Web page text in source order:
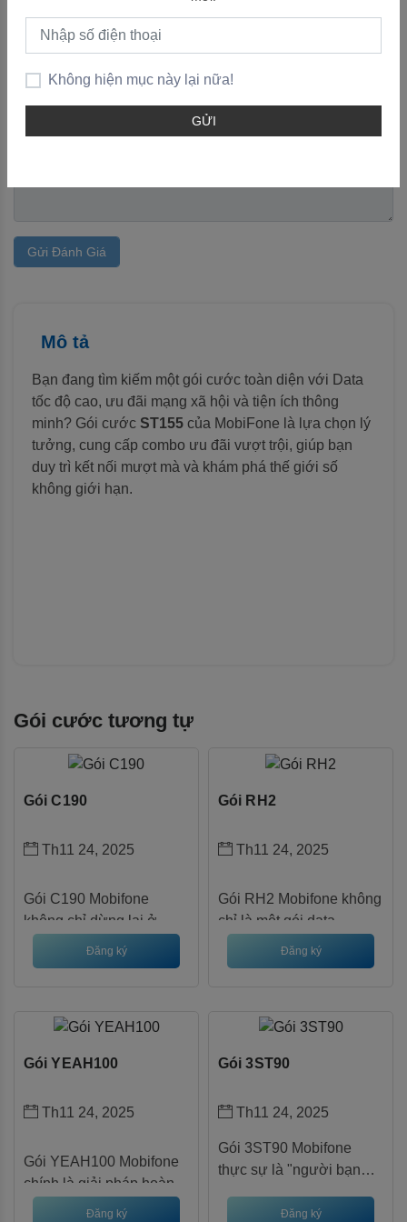
Không hiện mục này lại nữa!
GỬI
Thêm đánh giá
Vui lòngđăng nhậpđể viết đánh giá!
Gửi Đánh Giá
Mô tả
Bạn đang tìm kiếm một gói cước toàn diện với Data
tốc độ cao, ưu đãi mạng xã hội và tiện ích thông
minh? Gói cước ST155 của MobiFone là lựa chọn lý
tưởng, cung cấp combo ưu đãi vượt trội, giúp bạn
duy trì kết nối mượt mà và khám phá thế giới số
không giới hạn.
Gói cước tương tự
Gói C190
Th11 24, 2025
Gói C190 Mobifone
không chỉ dừng lại ở
dung lượng data lớn mà
còn tích hợp ưu đãi thoại
phòng hay freelancer cần
Đăng ký
Gói RH2
Th11 24, 2025
Gói RH2 Mobifone không
chỉ là một gói data
roaming thông thường
mà còn là người bạn
tế. Với 5GB data tại 106
VNĐ/15 ngày, bạn sẽ tiết
kết nối mượt mà. Đừng
chần chừ, soạn DK RH2
gửi 9199 ngay để chuẩn
bị cho chuyến đi tiếp
theo!
Đăng ký
Gói YEAH100
Th11 24, 2025
Gói YEAH100 Mobifone
chính là giải pháp hoàn
hảo, mang đến 1GB data
Đăng ký
Gói 3ST90
Th11 24, 2025
Gói 3ST90 Mobifone
thực sự là "người bạn
cho nhu cầu data dài hạn
Đăng ký